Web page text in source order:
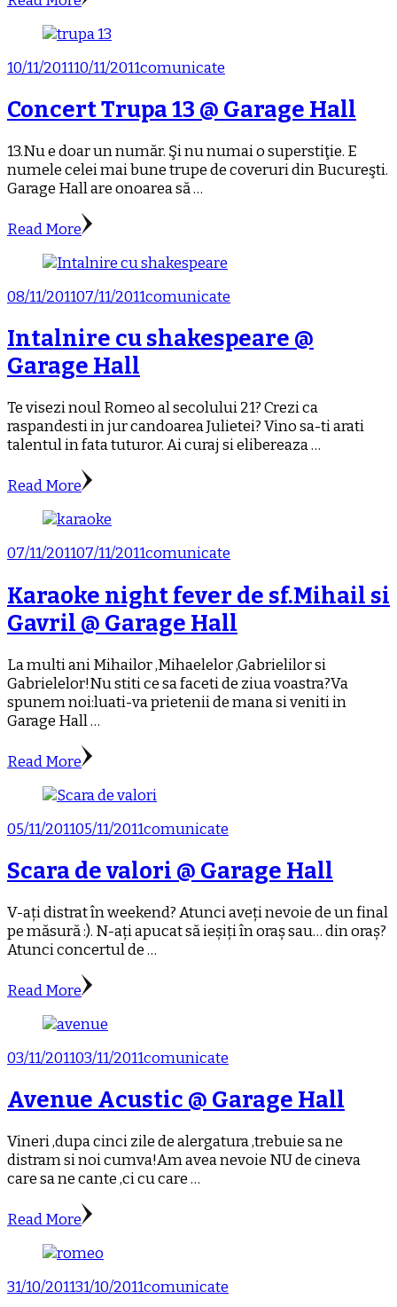
10/11/201110/11/2011comunicate
Concert Trupa 13 @ Garage Hall
13.Nu e doar un număr. Şi nu numai o superstiţie. E
numele celei mai bune trupe de coveruri din Bucureşti.
Garage Hall are onoarea să …
Read More
08/11/201107/11/2011comunicate
Intalnire cu shakespeare @
Garage Hall
Te visezi noul Romeo al secolului 21? Crezi ca
raspandesti in jur candoarea Julietei? Vino sa-ti arati
talentul in fata tuturor. Ai curaj si elibereaza …
Read More
07/11/201107/11/2011comunicate
Karaoke night fever de sf.Mihail si
Gavril @ Garage Hall
La multi ani Mihailor ,Mihaelelor ,Gabrielilor si
Gabrielelor!Nu stiti ce sa faceti de ziua voastra?Va
spunem noi:luati-va prietenii de mana si veniti in
Garage Hall …
Read More
05/11/201105/11/2011comunicate
Scara de valori @ Garage Hall
V-ați distrat în weekend? Atunci aveți nevoie de un final
pe măsură :). N-ați apucat să ieșiți în oraș sau… din oraș?
Atunci concertul de …
Read More
03/11/201103/11/2011comunicate
Avenue Acustic @ Garage Hall
Vineri ,dupa cinci zile de alergatura ,trebuie sa ne
distram si noi cumva!Am avea nevoie NU de cineva
care sa ne cante ,ci cu care …
Read More
31/10/201131/10/2011comunicate